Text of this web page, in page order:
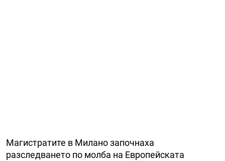
Магистратите в Милано започнаха
разследването по молба на Европейската